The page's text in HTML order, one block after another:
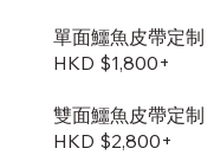
單面鱷魚皮帶定制
HKD $1,800+
雙面鱷魚皮帶定制
​HKD $2,800+